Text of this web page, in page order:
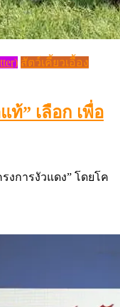
สัตว์เคี้ยวเอื้อง
ท้” เลือก เพื่อ
งการงัวแดง” โดยโค